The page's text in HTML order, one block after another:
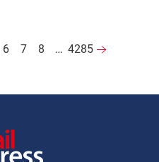
6 7 8 … 4285